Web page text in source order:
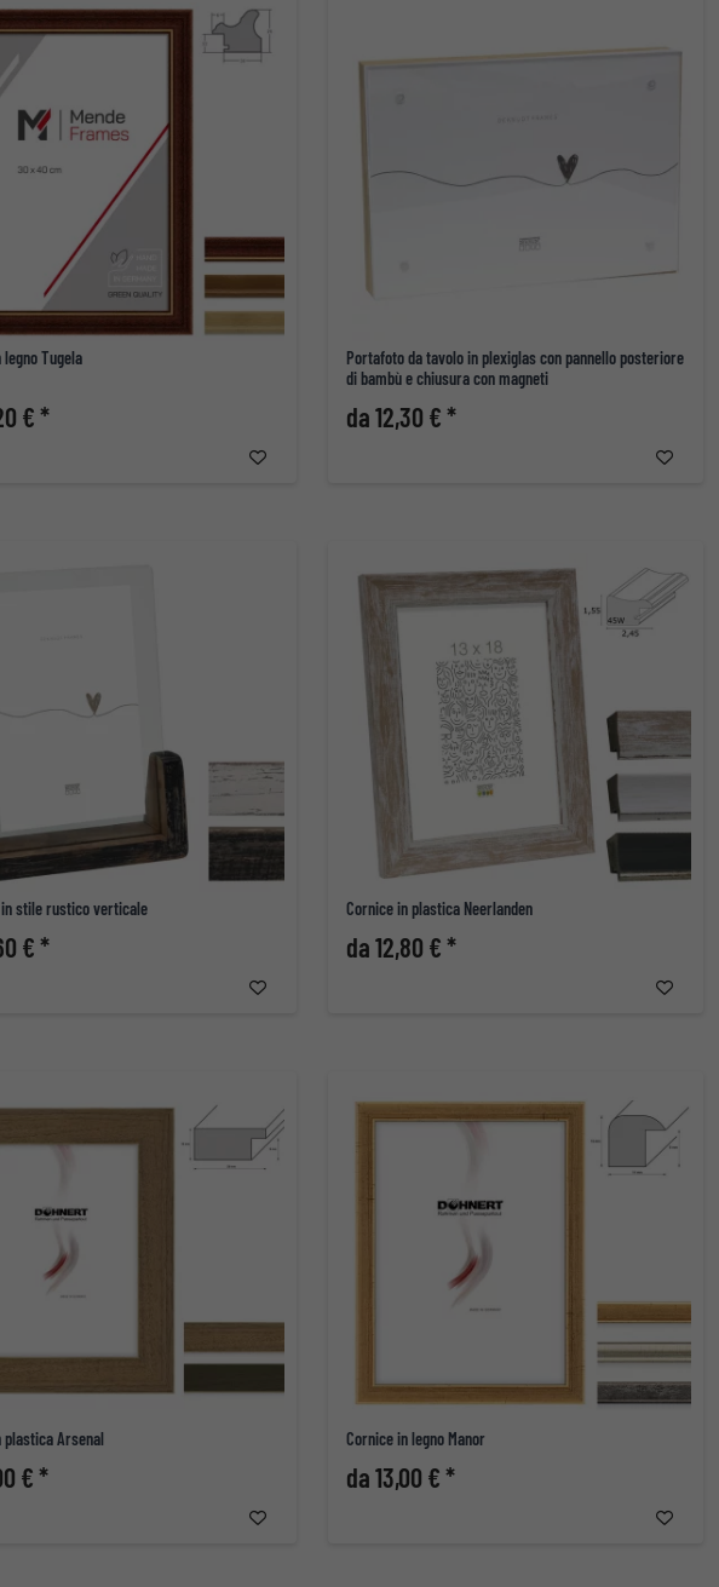
Tugela
€ *
Portafoto da tavolo in plexiglas con pannello posteriore
di bambù e chiusura con magneti
da 12,30 € *
stile rustico verticale
€ *
Cornice in plastica Neerlanden
da 12,80 € *
plastica Arsenal
€ *
Cornice in legno Manor
da 13,00 € *